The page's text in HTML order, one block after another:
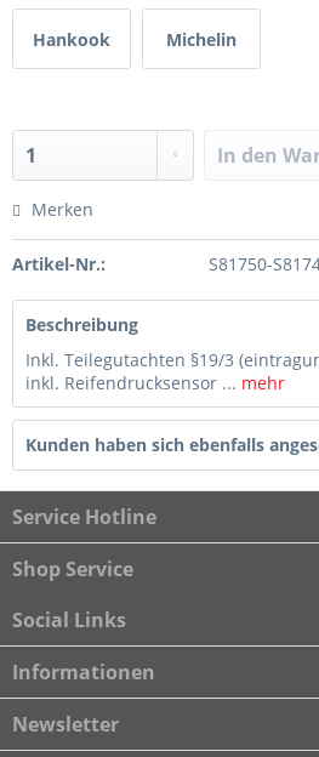
Hankook Michelin
In den
Merken
Artikel-Nr.: S81750-
Beschreibung
Inkl. Teilegutachten §19/3
inkl. Reifendrucksensor ... mehr
Kunden haben sich ebenfalls
Service Hotline
Shop Service
Social Links
Informationen
Newsletter